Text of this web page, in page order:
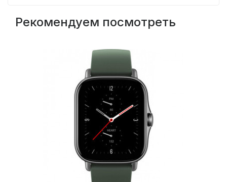
Рекомендуем посмотреть